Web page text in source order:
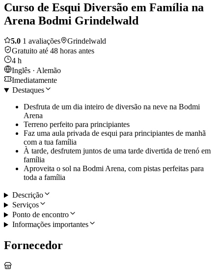
Curso de Esqui Diversão em Família na
Arena Bodmi Grindelwald
5.0 1 avaliações
Grindelwald
Gratuito até 48 horas antes
4 h
Inglês · Alemão
Imediatamente
Destaques
Desfruta de um dia inteiro de diversão na neve na Bodmi
Arena
Terreno perfeito para principiantes
Faz uma aula privada de esqui para principiantes de manhã
com a tua família
À tarde, desfrutem juntos de uma tarde divertida de trenó em
família
Aproveita o sol na Bodmi Arena, com pistas perfeitas para
toda a família
Descrição
Serviços
Ponto de encontro
Informações importantes
Fornecedor